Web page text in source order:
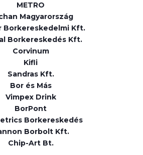
METRO
Magyarország
Borkereskedelmi Kft.
Borkereskedés Kft.
Corvinum
Kifli
Sandras Kft.
Bor és Más
Vimpex Drink
BorPont
Borkereskedés
Borbolt Kft.
Chip-Art Bt.